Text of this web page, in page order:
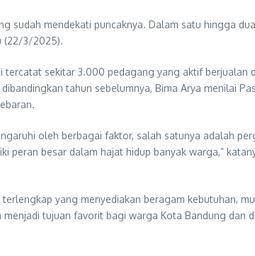
sudah mendekati puncaknya. Dalam satu hingga
(22/3/2025).
sekitar 3.000 pedagang yang aktif berjualan
tahun sebelumnya, Bima Arya menilai
oleh berbagai faktor, salah satunya adalah
peran besar dalam hajat hidup banyak warga,”
yang menyediakan beragam kebutuhan,
tujuan favorit bagi warga Kota Bandung dan